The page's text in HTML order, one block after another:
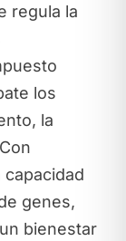
regula la
los
la
genes,
bienestar